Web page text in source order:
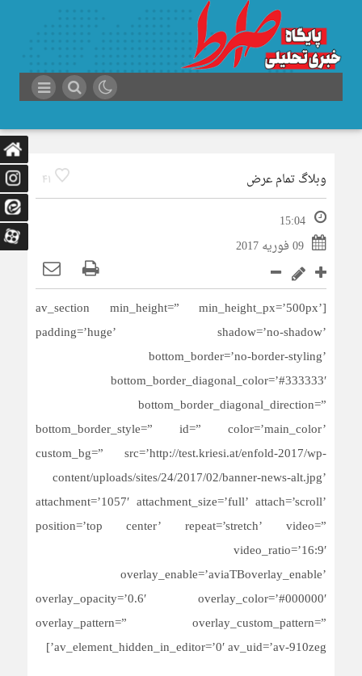
41
وبلاگ تمام عرض
15:04
09 فوریه 2017
[av_section min_height=” min_height_px=’500px’
padding=’huge’ shadow=’no-shadow’
bottom_border=’no-border-styling’
bottom_border_diagonal_color=’#333333′
bottom_border_diagonal_direction=”
bottom_border_style=” id=” color=’main_color’
custom_bg=” src=’http://test.kriesi.at/enfold-2017/wp-
content/uploads/sites/24/2017/02/banner-news-alt.jpg’
attachment=’1057′ attachment_size=’full’ attach=’scroll’
position=’top center’ repeat=’stretch’ video=”
video_ratio=’16:9′
overlay_enable=’aviaTBoverlay_enable’
overlay_opacity=’0.6′ overlay_color=’#000000′
overlay_pattern=” overlay_custom_pattern=”
av_element_hidden_in_editor=’0′ av_uid=’av-910zeg’]